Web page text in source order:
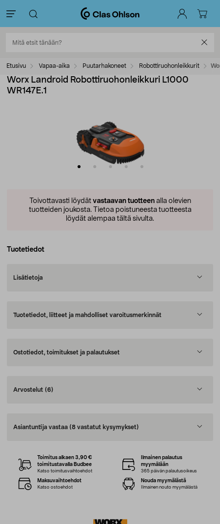
Etusivu Vapaa-aika Puutarhakoneet Robottiruohonleikkurit
Worx Landroid Robottiruohonleikkuri L1000
WR147E.1
Toivottavasti löydät vastaavan tuotteenalla olevien
tuotteiden joukosta. Tietoa poistuneesta tuotteesta
löydät alempaa tältä sivulta.
Tuotetiedot
Lisätietoja
Tuotetiedot, liitteet ja mahdolliset varoitusmerkinnät
Ostotiedot, toimitukset ja palautukset
Arvostelut (6)
Asiantuntija vastaa (8 vastatut kysymykset)
Toimitus alkaen 3,90 €
toimitustavalla Budbee
Katso toimitusvaihtoehdot
Ilmainen palautus
myymälään
365 päivän palautusoikeus
Maksuvaihtoehdot
Katso ostoehdot
Nouda myymälästä
Ilmainen nouto myymälästä